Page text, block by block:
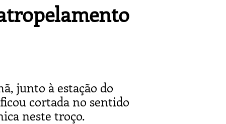
junto à estação do
cortada no sentido
neste troço.